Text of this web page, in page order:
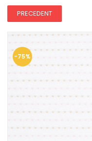
PRECEDENT
-75%